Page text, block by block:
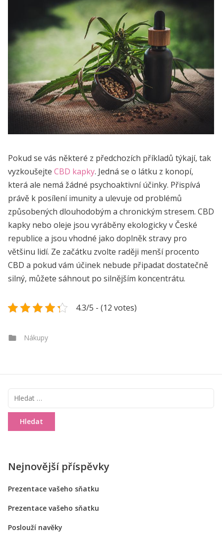
Pokud se vás některé z předchozích příkladů týkají, tak
vyzkoušejte CBD kapky. Jedná se o látku z konopí,
která ale nemá žádné psychoaktivní účinky. Přispívá
právě k posílení imunity a ulevuje od problémů
způsobených dlouhodobým a chronickým stresem. CBD
kapky nebo oleje jsou vyráběny ekologicky v České
republice a jsou vhodné jako doplněk stravy pro
většinu lidí. Ze začátku zvolte raději menší procento
CBD a pokud vám účinek nebude připadat dostatečně
silný, můžete sáhnout po silnějším koncentrátu.
4.3/5 - (12 votes)
Categories
Nákupy
Vyhledávání
Nejnovější příspěvky
Prezentace vašeho sňatku
Prezentace vašeho sňatku
Poslouží navěky